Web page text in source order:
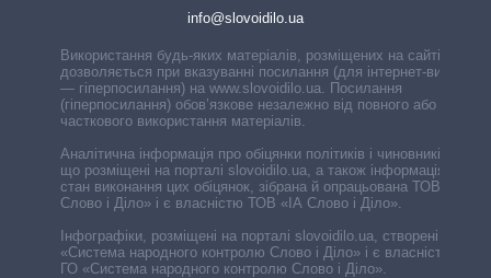
info@slovoidilo.ua
Використання будь-яких матеріалів, розміщених на сайті,
дозволяється при вказуванні посилання (для інтернет-видань
— гіперпосилання) на www.slovoidilo.ua. Посилання
(гіперпосилання) обов’язкове незалежно від повного або
часткового використання матеріалів.
Аналітична інформація про обіцянки політиків і чиновників,
що розміщені на порталі slovoidilo.ua, а також інформація про
стан виконання цих обіцянок, зібрана й опрацьована ТОВ «ІА
Слово і Діло» і є власністю ТОВ «ІА Слово і Діло».
Інфографіки, розміщені на порталі slovoidilo.ua, створені ГО
«Система народного контролю Слово і Діло» і є власністю
ГО «Система народного контролю Слово і Діло».